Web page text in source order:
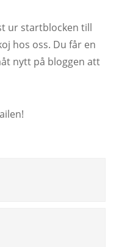
ur startblocken till
hos oss. Du får en
nytt på bloggen att